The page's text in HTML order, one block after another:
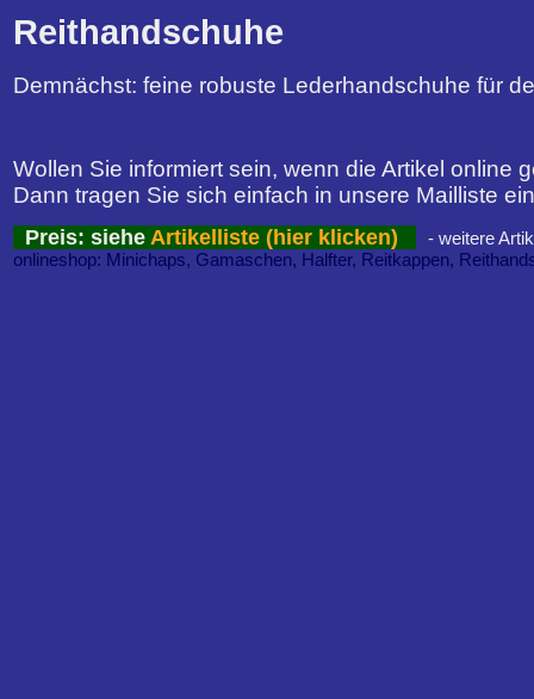
Reithandschuhe
Demnächst: feine robuste Lederhandschuhe für
Wollen Sie informiert sein, wenn die Artikel online
Dann tragen Sie sich einfach in unsere Mailliste
Preis: siehe Artikelliste (hier klicken)
- weitere
onlineshop: Minichaps, Gamaschen, Halfter, Reitkappen,